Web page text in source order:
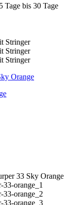
Tage bis 30 Tage